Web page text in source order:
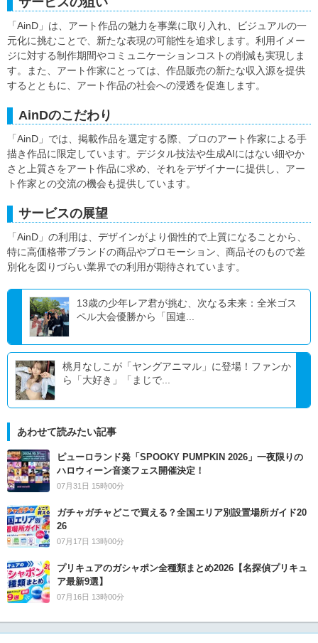
「AinD」は、アート作品の魅力を事業に取り入れ、ビジュアルの一
元化に挑むことで、新たな表現の可能性を追求します。利用イメー
ジに対する制作期間やコミュニケーションコストの削減も実現しま
す。また、アート作家にとっては、作品販売の新たな収入源を提供
するとともに、アート作品の社会への浸透を促進します。
AinDのこだわり
「AinD」では、掲載作品を選定する際、プロのアート作家による手
描き作品に限定しています。デジタル技法や生成AIにはない細やか
さと上質さをアート作品に求め、それをデザイナーに提供し、アー
ト作家との交流の機会も提供しています。
サービスの展望
「AinD」の利用は、デザインがより個性的で上質になることから、
特に高価格帯ブランドの商品やプロモーション、商品そのもので差
別化を図りづらい業界での利用が期待されています。
13歳の少年レア君が挑む、次なる未来：全米ゴス
ペル大会優勝から「国連...
桃月なしこが「ヤングアニマル」に登場！ファンか
ら「大好き」「まじで...
あわせて読みたい記事
ピューロランド発「SPOOKY PUMPKIN 2026」一夜限りの
ハロウィーン音楽フェス開催決定！
07月31日 15時00分
ガチャガチャどこで買える？全国エリア別設置場所ガイド20
26
07月17日 13時00分
プリキュアのガシャポン全種類まとめ2026【名探偵プリキュ
ア最新9選】
07月16日 13時00分